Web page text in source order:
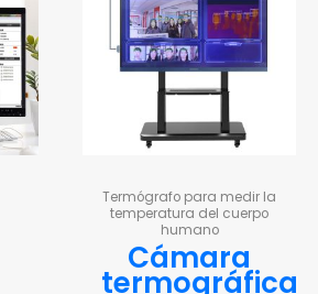
Termógrafo para medir la
temperatura del cuerpo
humano
Cámara
termográfica